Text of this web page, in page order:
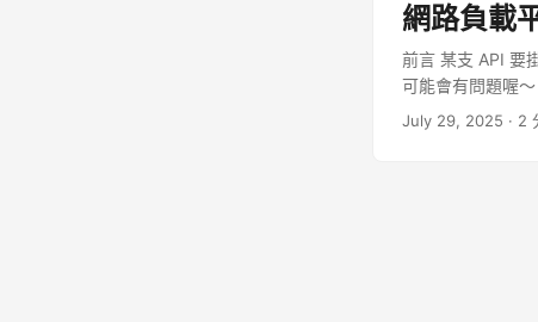
網路負載
前言 某支 API 要
可能會有問題喔
這個概念。這概
July 29, 2025 · 2